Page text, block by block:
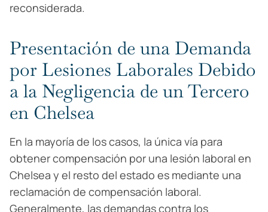
reconsiderada.
Presentación de una Demanda
por Lesiones Laborales Debido
a la Negligencia de un Tercero
en Chelsea
En la mayoría de los casos, la única vía para
obtener compensación por una lesión laboral en
Chelsea y el resto del estado es mediante una
reclamación de compensación laboral.
Generalmente, las demandas contra los